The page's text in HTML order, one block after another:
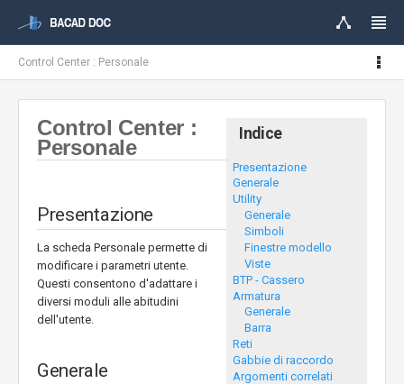
Control Center : Personale
Indice
Presentazione
Generale
Utility
Generale
Simboli
Finestre modello
Viste
BTP - Cassero
Armatura
Generale
Barra
Reti
Gabbie di raccordo
Argomenti correlati
Control Center :
Personale
Presentazione
La scheda Personale permette di
modificare i parametri utente.
Questi consentono d'adattare i
diversi moduli alle abitudini
dell'utente.
Generale